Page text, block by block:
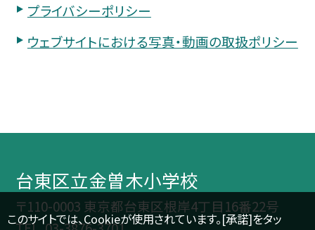
プライバシーポリシー
ウェブサイトにおける写真・動画の取扱ポリシー
台東区立金曽木小学校
〒110-0003 東京都台東区根岸4丁目16番22号
このサイトでは、Cookieが使用されています。[承諾]をタッ